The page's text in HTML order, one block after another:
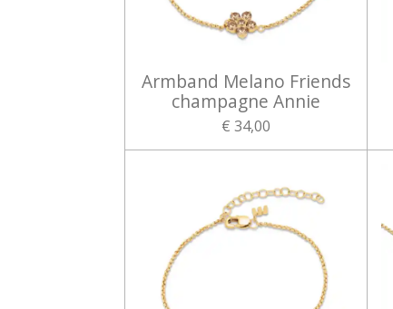
Armband Melano Friends
champagne Annie
€ 34,00